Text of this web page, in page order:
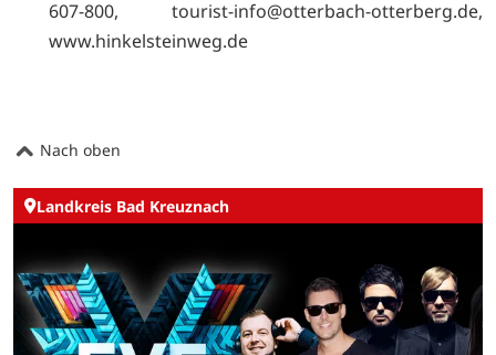
607-800, tourist-info@otterbach-otterberg.de,
www.hinkelsteinweg.de
Nach oben
Landkreis Bad Kreuznach